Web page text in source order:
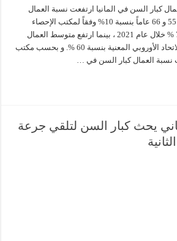
كبار السن في المانيا ارتفعت نسبة العمال
الذين تتراوح أعمارهم بين 55 و 66 عاماً بنسبة 10% وفقاً لمكتب الإحصاء
الفيدرالي. و وصلت إلى 72 % خلال عام 2021 ، بينما ارتفع متوسط ​​العمال
كبار السن في جميع دول الاتحاد الأوروبي المعنية بنسبة 60 %. و بحسب مكتب
نسبة العمال كبار السن في …
يحث كبار السن لتلقي جرعة